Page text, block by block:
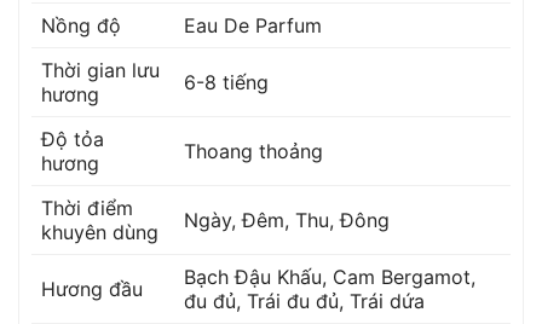
Nồng độ
Eau De Parfum
Thời gian lưu
hương
6-8 tiếng
Độ tỏa
hương
Thoang thoảng
Thời điểm
khuyên dùng
Ngày, Đêm, Thu, Đông
Hương đầu Bạch Đậu Khấu, Cam Bergamot,
đu đủ, Trái đu đủ, Trái dứa